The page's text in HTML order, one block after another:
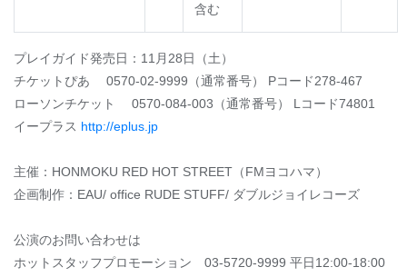
含む
プレイガイド発売日：11月28日（土）
チケットぴあ 0570-02-9999（通常番号） Pコード278-467
ローソンチケット 0570-084-003（通常番号） Lコード74801
イープラス http://eplus.jp
主催：HONMOKU RED HOT STREET（FMヨコハマ）
企画制作：EAU/ office RUDE STUFF/ ダブルジョイレコーズ
公演のお問い合わせは
ホットスタッフプロモーション 03-5720-9999 平日12:00-18:00